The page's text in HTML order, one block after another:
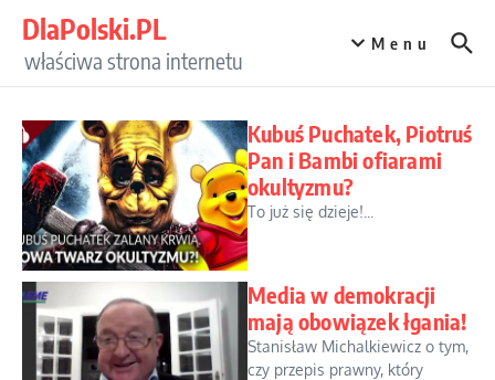
DlaPolski.PL
właściwa strona internetu
Menu
Kubuś Puchatek, Piotruś
Pan i Bambi ofiarami
okultyzmu?
To już się dzieje!...
Media w demokracji
mają obowiązek łgania!
Stanisław Michalkiewicz o tym,
czy przepis prawny, który